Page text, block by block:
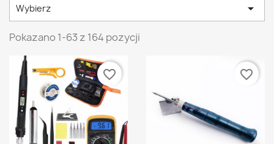
Wybierz 
Pokazano 1-63 z 164 pozycji
favorite_border favorite_border